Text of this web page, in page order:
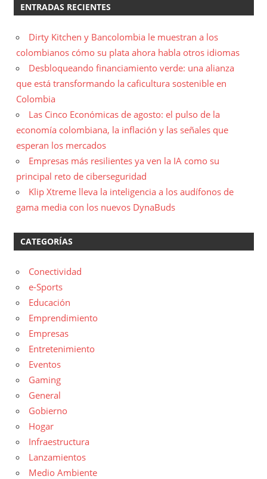
ENTRADAS RECIENTES
Dirty Kitchen y Bancolombia le muestran a los
colombianos cómo su plata ahora habla otros idiomas
Desbloqueando financiamiento verde: una alianza
que está transformando la caficultura sostenible en
Colombia
Las Cinco Económicas de agosto: el pulso de la
economía colombiana, la inflación y las señales que
esperan los mercados
Empresas más resilientes ya ven la IA como su
principal reto de ciberseguridad
Klip Xtreme lleva la inteligencia a los audífonos de
gama media con los nuevos DynaBuds
CATEGORÍAS
Conectividad
e-Sports
Educación
Emprendimiento
Empresas
Entretenimiento
Eventos
Gaming
General
Gobierno
Hogar
Infraestructura
Lanzamientos
Medio Ambiente